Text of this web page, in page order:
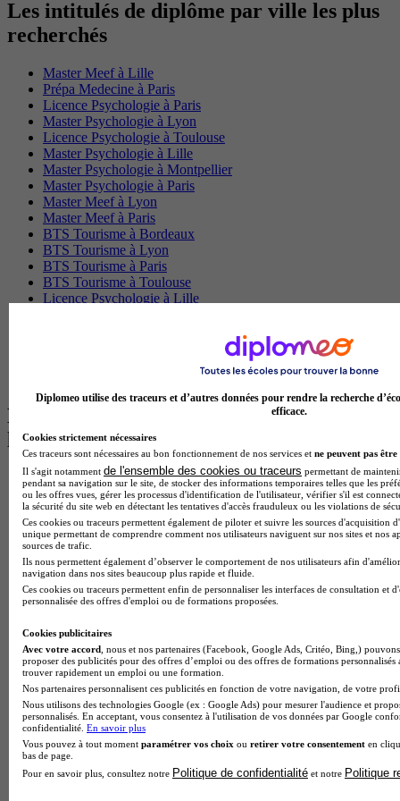
Les intitulés de diplôme par ville les plus
recherchés
Master Meef à Lille
Prépa Medecine à Paris
Licence Psychologie à Paris
Master Psychologie à Lyon
Licence Psychologie à Toulouse
Master Psychologie à Lille
Master Psychologie à Montpellier
Master Psychologie à Paris
Master Meef à Lyon
Master Meef à Paris
BTS Tourisme à Bordeaux
BTS Tourisme à Lyon
BTS Tourisme à Paris
BTS Tourisme à Toulouse
Licence Psychologie à Lille
Les intitulés de diplôme par alternance
les plus recherchés
BTS Esf en alternance
BTS Dietetique en alternance
BTS Mco en alternance
BTS Pi en alternance
BTS Sp3s en alternance
Master CCA en alternance
BTS Ndrc en alternance
BTS Sam en alternance
Cap Fleuriste en alternance
MSc Marketing Digital en alternance
BTS Gpme en alternance
Cap Electricien en alternance
BTS Gpn en alternance
BTS Domotique en alternance
BAC Pro Agora en alternance
BTS Sta en alternance
BTS Iris en alternance
BTS Tpl en alternance
BTS Ati en alternance
Diplomeo utilise des traceurs et d’autres données pour rendre la recherche
efficace.
Cookies strictement nécessaires
Ces traceurs sont nécessaires au bon fonctionnement de nos services et ne peuvent pas être
Il s'agit notamment de l'ensemble des cookies ou traceurs permettant de
pendant sa navigation sur le site, de stocker des informations temporaires telles que les
ou les offres vues, gérer les processus d'identification de l'utilisateur, vérifier s'il est
la sécurité du site web en détectant les tentatives d'accès frauduleux ou les violations de
Ces cookies ou traceurs permettent également de piloter et suivre les sources d'acquisition
unique permettant de comprendre comment nos utilisateurs naviguent sur nos sites et nos
sources de trafic.
Ils nous permettent également d’observer le comportement de nos utilisateurs afin
navigation dans nos sites beaucoup plus rapide et fluide.
Ces cookies ou traceurs permettent enfin de personnaliser les interfaces de consultation et
personnalisée des offres d'emploi ou de formations proposées.
Cookies publicitaires
Avec votre accord , nous et nos partenaires (Facebook, Google Ads, Critéo, Bing,)
proposer des publicités pour des offres d’emploi ou des offres de formations
trouver rapidement un emploi ou une formation.
Nos partenaires personnalisent ces publicités en fonction de votre navigation, de votre
Nous utilisons des technologies Google (ex : Google Ads) pour mesurer l'audience et
personnalisés. En acceptant, vous consentez à l'utilisation de vos données par Google
confidentialité. En savoir plus
Vous pouvez à tout moment paramétrer vos choix ou retirer votre consentement en
bas de page.
Pour en savoir plus, consultez notre Politique de confidentialité et notre Politique